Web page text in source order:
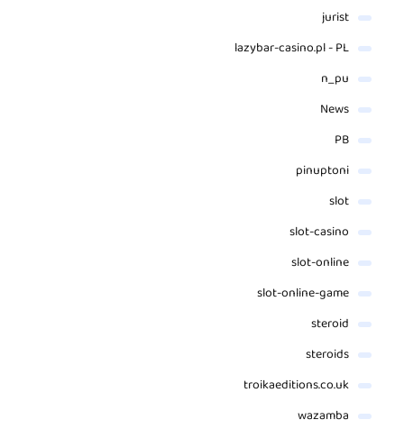
jurist
lazybar-casino.pl - PL
n_pu
News
PB
pinuptoni
slot
slot-casino
slot-online
slot-online-game
steroid
steroids
troikaeditions.co.uk
wazamba